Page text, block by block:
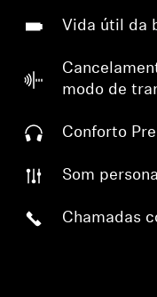
Vida útil da
modo de
Conforto
Som
Chamadas